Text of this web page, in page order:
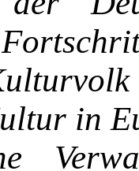
in